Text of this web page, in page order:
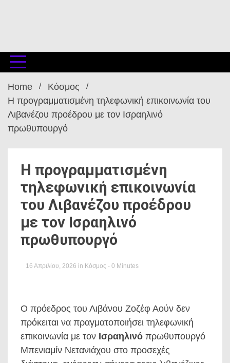
Home
Κόσμος
Η προγραμματισμένη τηλεφωνική επικοινωνία του
Λιβανέζου προέδρου με τον Ισραηλινό
πρωθυπουργό
Η προγραμματισμένη
τηλεφωνική επικοινωνία
του Λιβανέζου προέδρου
με τον Ισραηλινό
πρωθυπουργό
16 Απριλίου, 2026 in Κόσμος - 0 Minutes
Ο πρόεδρος του Λιβάνου Ζοζέφ Αούν δεν
πρόκειται να πραγματοποιήσει τηλεφωνική
επικοινωνία με τον Ισραηλινό πρωθυπουργό
Μπενιαμίν Νετανιάχου στο προσεχές